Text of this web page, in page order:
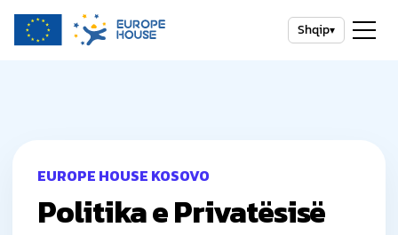
Shqip▾
EUROPE HOUSE KOSOVO
Politika e Privatësisë